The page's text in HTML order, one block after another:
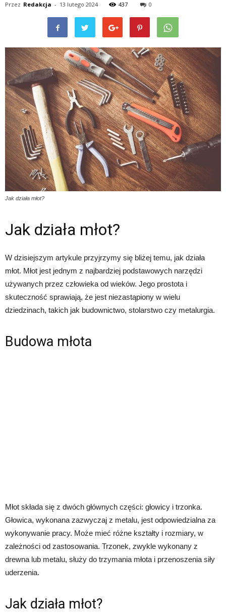
Przez Redakcja - 13 lutego 2024 437 0
Jak działa młot?
Jak działa młot?
W dzisiejszym artykule przyjrzymy się bliżej temu, jak działa
młot. Młot jest jednym z najbardziej podstawowych narzędzi
używanych przez człowieka od wieków. Jego prostota i
skuteczność sprawiają, że jest niezastąpiony w wielu
dziedzinach, takich jak budownictwo, stolarstwo czy metalurgia.
Budowa młota
Młot składa się z dwóch głównych części: głowicy i trzonka.
Głowica, wykonana zazwyczaj z metalu, jest odpowiedzialna za
wykonywanie pracy. Może mieć różne kształty i rozmiary, w
zależności od zastosowania. Trzonek, zwykle wykonany z
drewna lub metalu, służy do trzymania młota i przenoszenia siły
uderzenia.
Jak działa młot?